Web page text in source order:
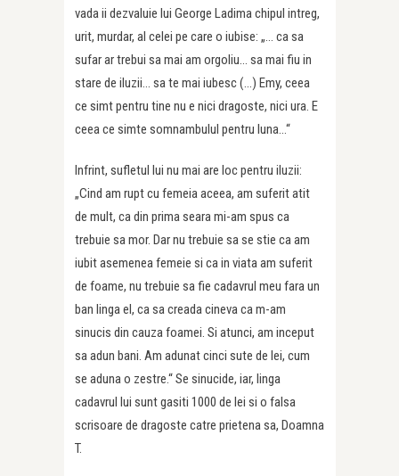
vada ii dezvaluie lui George Ladima chipul intreg,
urit, murdar, al celei pe care o iubise: „… ca sa
sufar ar trebui sa mai am orgoliu… sa mai fiu in
stare de iluzii… sa te mai iubesc (…) Emy, ceea
ce simt pentru tine nu e nici dragoste, nici ura. E
ceea ce simte somnambulul pentru luna…“
Infrint, sufletul lui nu mai are loc pentru iluzii:
„Cind am rupt cu femeia aceea, am suferit atit
de mult, ca din prima seara mi-am spus ca
trebuie sa mor. Dar nu trebuie sa se stie ca am
iubit asemenea femeie si ca in viata am suferit
de foame, nu trebuie sa fie cadavrul meu fara un
ban linga el, ca sa creada cineva ca m-am
sinucis din cauza foamei. Si atunci, am inceput
sa adun bani. Am adunat cinci sute de lei, cum
se aduna o zestre.“ Se sinucide, iar, linga
cadavrul lui sunt gasiti 1000 de lei si o falsa
scrisoare de dragoste catre prietena sa, Doamna
T.